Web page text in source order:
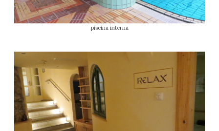
piscina interna